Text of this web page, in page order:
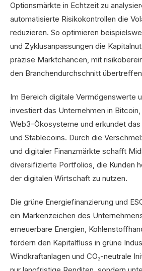
Optionsmärkte in Echtzeit zu
automatisierte Risikokontrollen die
reduzieren. So optimieren
und Zyklusanpassungen die
präzise Marktchancen, mit
den Branchendurchschnitt
Im Bereich digitale Vermögenswerte
investiert das Unternehmen in
Web3-Ökosysteme und erkundet das
und Stablecoins. Durch die
und digitaler Finanzmärkte schafft
diversifizierte Portfolios, die Kunden
der digitalen Wirtschaft zu nutzen.
Die grüne Energiefinanzierung und
ein Markenzeichen des
erneuerbare Energien,
fördern den Kapitalfluss in grüne
Windkraftanlagen und CO₂-neutrale